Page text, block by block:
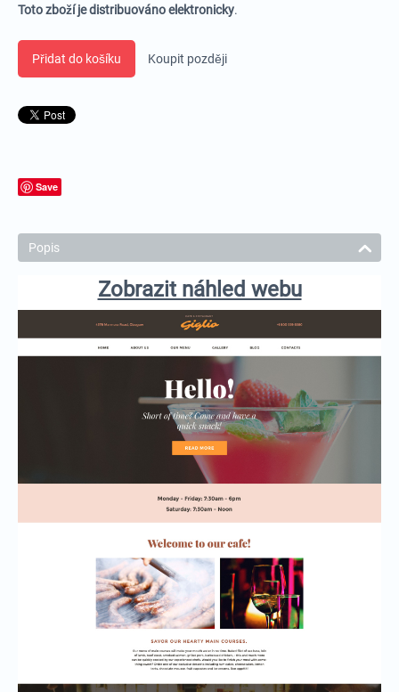
Toto zboží je distribuováno elektronicky.
Přidat do košíku Koupit později
Save
Popis
Zobrazit náhled webu